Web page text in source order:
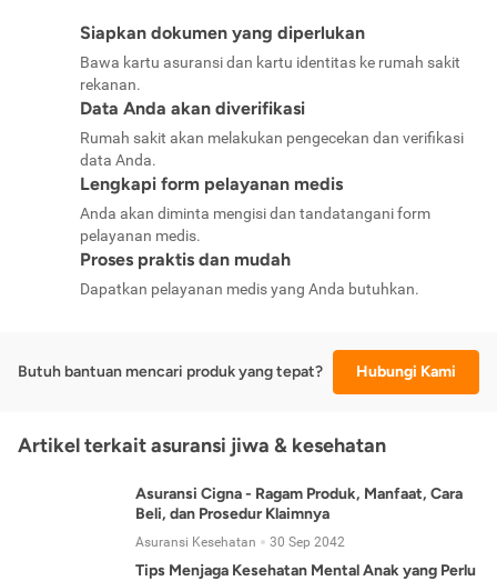
Siapkan dokumen yang diperlukan
Bawa kartu asuransi dan kartu identitas ke rumah sakit
rekanan.
Data Anda akan diverifikasi
Rumah sakit akan melakukan pengecekan dan verifikasi
data Anda.
Lengkapi form pelayanan medis
Anda akan diminta mengisi dan tandatangani form
pelayanan medis.
Proses praktis dan mudah
Dapatkan pelayanan medis yang Anda butuhkan.
Butuh bantuan mencari produk yang tepat? Hubungi Kami
Artikel terkait asuransi jiwa & kesehatan
Asuransi Cigna - Ragam Produk, Manfaat, Cara
Beli, dan Prosedur Klaimnya
Asuransi Kesehatan 30 Sep 2042
Tips Menjaga Kesehatan Mental Anak yang Perlu